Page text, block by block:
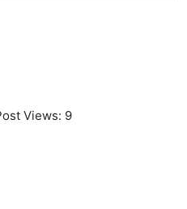
Views: 9